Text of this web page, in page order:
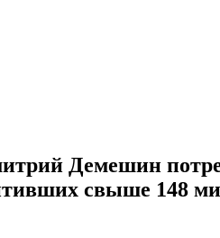
Демешин
свыше 148